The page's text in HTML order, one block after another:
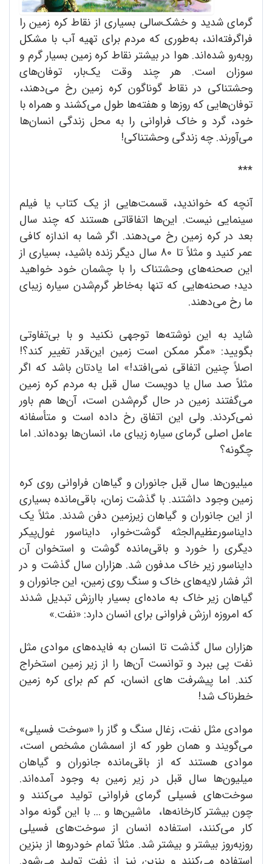
گرمای شدید و خشک‌سالی بسیاری از نقاط کره زمین را
فراگرفته‌اند، به‌طوری که مردم برای تهیه آب با مشکل
روبه‌رو شده‌اند. هوا در بیشتر نقاط کره زمین بسیار گرم و
سوزان است. هر چند وقت یک‌بار، توفان‌های
وحشتناکی در نقاط گوناگون کره زمین رخ می‌دهند،
توفان‌هایی که روزها و هفته‌ها طول می‌کشند و همراه با
خود، گرد و خاک فراوانی را به محل زندگی انسان‌ها
می‌آورند. چه زندگی وحشتناکی!
***
آنچه که خواندید، قسمت‌هایی از یک کتاب یا فیلم
سینمایی نیست. این‌ها اتفاقاتی هستند که چند سال
بعد در کره زمین رخ می‌دهند. اگر شما به اندازه کافی
عمر کنید و مثلاً تا 80 سال دیگر زنده باشید، بسیاری از
این صحنه‌های وحشتناک را با چشمان خود خواهید
دید؛ صحنه‌هایی که تنها به‌خاطر گرم‌شدن سیاره زیبای
ما رخ می‌دهند.
شاید به این نوشته‌‌ها توجهی نکنید و با بی‌تفاوتی
بگویید: «مگر ممکن است زمین این‌قدر تغییر کند؟!
اصلاً چنین اتفاقی نمی‌افتد!» اما یادتان باشد که اگر
مثلاً صد سال یا دویست سال قبل به مردم کره زمین
می‌گفتند زمین در حال گرم‌شدن است، آن‌ها هم باور
نمی‌کردند. ولی این اتفاق رخ داده است و متأسفانه
عامل اصلی گرمای سیاره زیبای ما، انسان‌ها بوده‌اند. اما
چگونه؟
میلیون‌ها سال قبل جانوران و گیاهان فراوانی روی کره
زمین وجود داشتند. با گذشت زمان، باقی‌مانده بسیاری
از این جانوران و گیاهان زیرزمین دفن شدند. مثلاً یک
دایناسورعظیم‌الجثه گوشت‌خوار، دایناسور غول‌پیکر
دیگری را خورد و باقی‌مانده گوشت و استخوان آن
دایناسور زیر خاک مدفون شد. هزاران سال گذشت و در
اثر فشار لایه‌های خاک و سنگ روی زمین، این جانوران و
گیاهان زیر خاک به ماده‌ای بسیار باارزش تبدیل شدند
که امروزه ارزش فراوانی برای انسان دارد: «نفت.»
هزاران سال گذشت تا انسان به فایده‌های موادی مثل
نفت پی ببرد و توانست آن‌ها را از زیر زمین استخراج
کند. اما پیشرفت های انسان، کم کم برای کره زمین
خطرناک شد!
موادی مثل نفت، زغال سنگ و گاز را «سوخت فسیلی»
می‌گویند و همان طور که از اسمشان مشخص است،
موادی هستند که از باقی‌مانده جانوران و گیاهان
میلیون‌ها سال قبل در زیر زمین به وجود آمده‌اند.
سوخت‌های فسیلی گرمای فراوانی تولید می‌کنند و
چون بیشتر کارخانه‌ها، ماشین‌ها و ... با این گونه مواد
کار می‌کنند، استفاده انسان از سوخت‌های فسیلی
روزبه‌روز بیشتر و بیشتر شد. مثلاً تمام خودروها از بنزین